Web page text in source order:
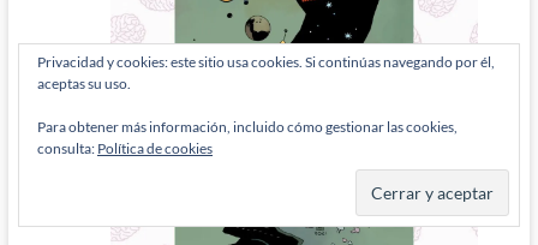
Privacidad y cookies: este sitio usa cookies. Si continúas navegando por él,
aceptas su uso.
Para obtener más información, incluido cómo gestionar las cookies,
consulta: Política de cookies